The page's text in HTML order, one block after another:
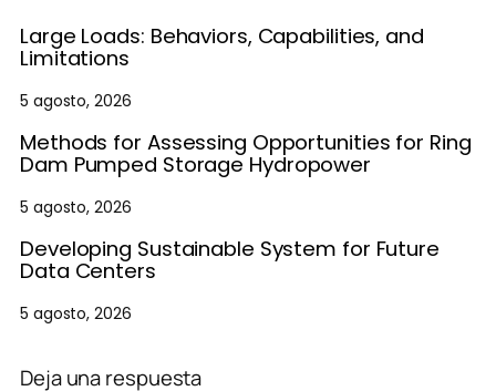
Large Loads: Behaviors, Capabilities, and
Limitations
5 agosto, 2026
Methods for Assessing Opportunities for Ring
Dam Pumped Storage Hydropower
5 agosto, 2026
Developing Sustainable System for Future
Data Centers
5 agosto, 2026
Deja una respuesta